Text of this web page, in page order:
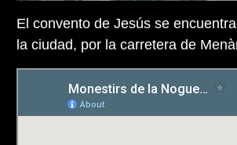
El convento de Jesús se
la ciudad, por la carretera de